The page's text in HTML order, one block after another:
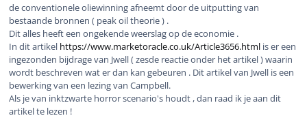
de conventionele oliewinning afneemt door de uitputting van
bestaande bronnen ( peak oil theorie ) .
Dit alles heeft een ongekende weerslag op de economie .
In dit artikel https://www.marketoracle.co.uk/Article3656.html is er een
ingezonden bijdrage van Jwell ( zesde reactie onder het artikel ) waarin
wordt beschreven wat er dan kan gebeuren . Dit artikel van Jwell is een
bewerking van een lezing van Campbell.
Als je van inktzwarte horror scenario's houdt , dan raad ik je aan dit
artikel te lezen !